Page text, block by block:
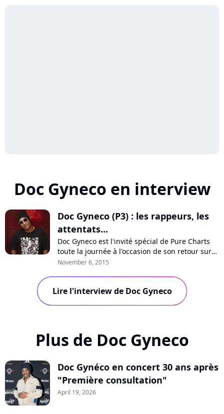
Doc Gyneco en interview
Doc Gyneco (P3) : les rappeurs, les
attentats...
Doc Gyneco est l'invité spécial de Pure Charts
toute la journée à l'occasion de son retour sur
scène. L'artiste évoque l'état du rap aujourd'hui,
France, notamment depuis les attentats de
janvier dernier.
November 6, 2015
Lire l'interview de Doc Gyneco
Plus de Doc Gyneco
Doc Gynéco en concert 30 ans après
"Première consultation"
April 19, 2026